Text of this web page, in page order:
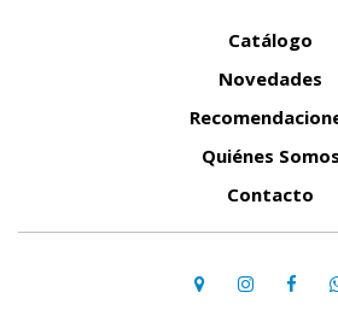
Catálogo
Novedades
Quiénes Somos
Contacto